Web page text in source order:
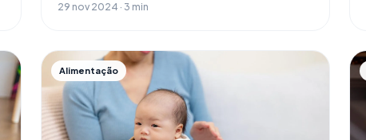
29 nov 2024 · 3 min
Alimentação